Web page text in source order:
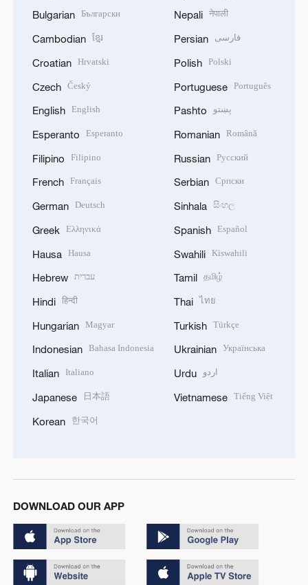
Bulgarian Български
Cambodian ខ្មែរ
Croatian Hrvatski
Czech Český
English English
Esperanto Esperanto
Filipino Filipino
French Français
German Deutsch
Greek Ελληνικά
Hausa Hausa
Hebrew עברית
Hindi हिन्दी
Hungarian Magyar
Indonesian Bahasa Indonesia
Italian Italiano
Japanese 日本語
Korean 한국어
Nepali नेपाली
Persian فارسی
Polish Polski
Portuguese Português
Pashto پښتو
Romanian Română
Russian Русский
Serbian Српски
Sinhala සිංහල
Spanish Español
Swahili Kiswahili
Tamil தமிழ்
Thai ไทย
Turkish Türkçe
Ukrainian Українська
Urdu اردو
Vietnamese Tiếng Việt
DOWNLOAD OUR APP